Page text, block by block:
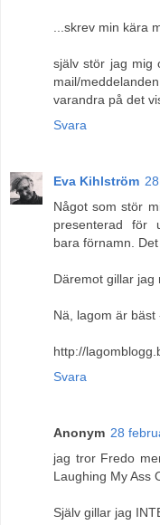
...skrev min kära
själv stör jag mig
mail/
varandra på det
Svara
Eva Kihlström
Något som stör
presenterad för
bara förnamn.
Däremot gillar jag
Nä, lagom är bäst
http://
Svara
Anonym 28
jag tror Fredo
Laughing My Ass
Själv gillar jag